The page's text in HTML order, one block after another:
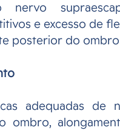
nervo
e excesso de
posterior do
adequadas de
ombro,